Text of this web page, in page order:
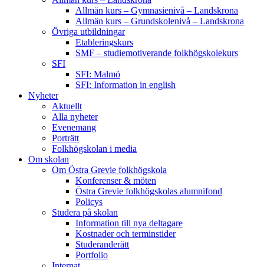
Allmän kurs – Gymnasienivå – Landskrona
Allmän kurs – Grundskolenivå – Landskrona
Övriga utbildningar
Etableringskurs
SMF – studiemotiverande folkhögskolekurs
SFI
SFI: Malmö
SFI: Information in english
Nyheter
Aktuellt
Alla nyheter
Evenemang
Porträtt
Folkhögskolan i media
Om skolan
Om Östra Grevie folkhögskola
Konferenser & möten
Östra Grevie folkhögskolas alumnifond
Policys
Studera på skolan
Information till nya deltagare
Kostnader och terminstider
Studeranderätt
Portfolio